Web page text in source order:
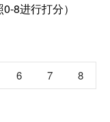
8进行打分）
6 7 8